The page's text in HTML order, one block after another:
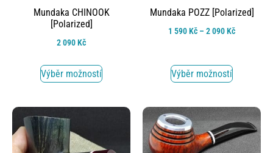
Mundaka CHINOOK
[Polarized]
2 090Kč
Výběr možností
Mundaka POZZ [Polarized]
1 590Kč – 2 090Kč
Výběr možností